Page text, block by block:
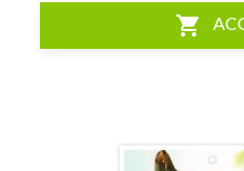
shopping_cart